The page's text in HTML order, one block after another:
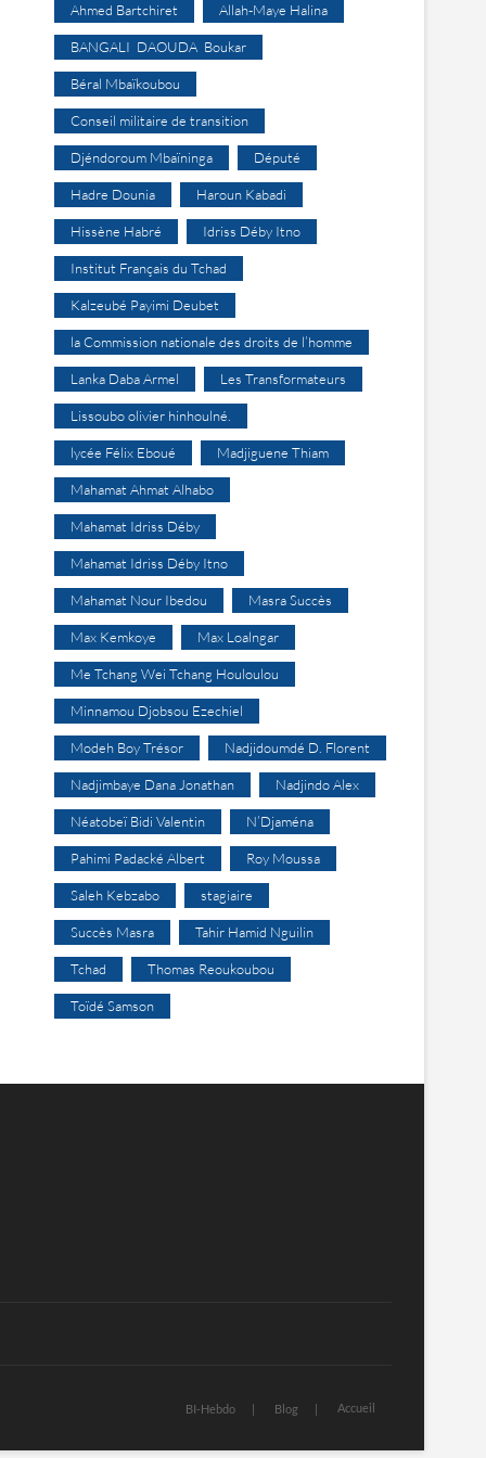
Ahmed Bartchiret Allah-Maye Halina
BANGALI DAOUDA Boukar
Béral Mbaïkoubou
Conseil militaire de transition
Djéndoroum Mbaïninga Député
Hadre Dounia Haroun Kabadi
Hissène Habré Idriss Déby Itno
Institut Français du Tchad
Kalzeubé Payimi Deubet
la Commission nationale des droits de l’homme
Lanka Daba Armel Les Transformateurs
Lissoubo olivier hinhoulné.
lycée Félix Eboué Madjiguene Thiam
Mahamat Ahmat Alhabo
Mahamat Idriss Déby
Mahamat Idriss Déby Itno
Mahamat Nour Ibedou Masra Succès
Max Kemkoye Max Loalngar
Me Tchang Wei Tchang Houloulou
Minnamou Djobsou Ezechiel
Modeh Boy Trésor Nadjidoumdé D. Florent
Nadjimbaye Dana Jonathan Nadjindo Alex
Néatobeï Bidi Valentin N’Djaména
Pahimi Padacké Albert Roy Moussa
Saleh Kebzabo stagiaire
Succès Masra Tahir Hamid Nguilin
Tchad Thomas Reoukoubou
Toïdé Samson
BI-Hebdo Blog Accueil